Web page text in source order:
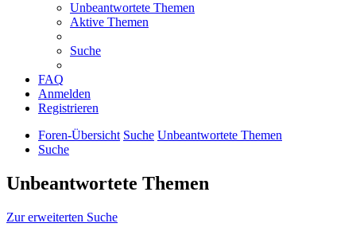
Unbeantwortete Themen
Aktive Themen
Suche
FAQ
Anmelden
Registrieren
Foren-Übersicht Suche Unbeantwortete Themen
Suche
Unbeantwortete Themen
Zur erweiterten Suche